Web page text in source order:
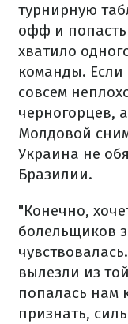
турнирную
офф и
хватило
команды.
совсем
черногорцев,
Молдовой
Украина не
Бразилии.
"Конечно,
болельщиков
вылезли из
попалась нам
признать,